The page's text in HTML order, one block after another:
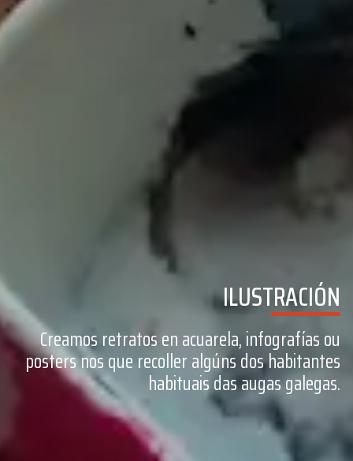
ILUSTRACIÓN
Creamos retratos en acuarela, infografías ou
posters nos que recoller algúns dos habitantes
habituais das augas galegas.